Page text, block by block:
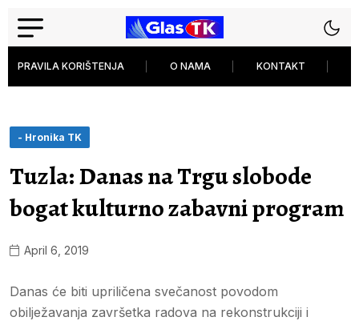
PRAVILA KORIŠTENJA O NAMA KONTAKT
- Hronika TK
Tuzla: Danas na Trgu slobode
bogat kulturno zabavni program
April 6, 2019
Danas će biti upriličena svečanost povodom
obilježavanja završetka radova na rekonstrukciji i